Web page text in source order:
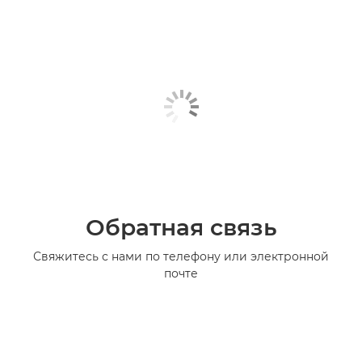
Обратная связь
Свяжитесь с нами по телефону или электронной
почте